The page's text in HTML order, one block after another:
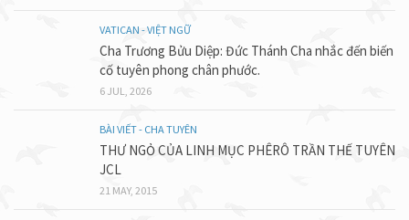
VATICAN - VIỆT NGỮ
Cha Trương Bửu Diệp: Đức Thánh Cha nhắc đến biến
cố tuyên phong chân phước.
6 JUL, 2026
BÀI VIẾT - CHA TUYÊN
THƯ NGỎ CỦA LINH MỤC PHÊRÔ TRẦN THẾ TUYÊN
JCL
21 MAY, 2015